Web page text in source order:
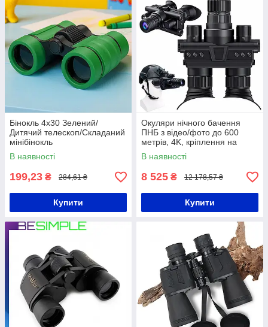
Бінокль 4x30 Зелений/
Дитячий телескоп/Складаний
мінібінокль
В наявності
199,23 ₴ 284,61 ₴
Купити
Окуляри нічного бачення
ПНБ з відео/фото до 600
метрів, 4K, кріплення на
шолом, Nectronix Z9157 /
Бінокулярний прилад
В наявності
8 525 ₴ 12 178,57 ₴
Купити